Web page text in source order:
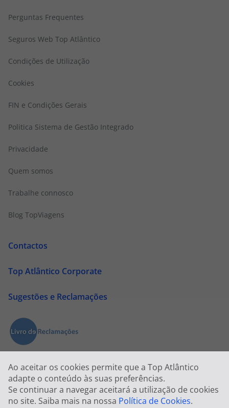
Ao aceitar os cookies permite que a Top Atlântico
adapte o conteúdo às suas preferências.
Se continuar a navegar aceitará a utilização de cookies
no site. Saiba mais na nossa Política de Cookies.
Perguntas Frequentes
Seguros Web Top Atlântico
Condições de Utilização
Cookies
FIN e Condições Gerais
Politica Sistema de Gestão Integrado
Privacidade
Quem somos
Trabalhe connosco
Blog TopViagens
Contactos
Top Atlântico Corporate
Sugestões e Reclamações